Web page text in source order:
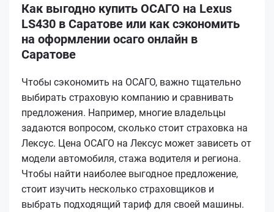
Как выгодно купить ОСАГО на Lexus
LS430 в Саратове или как сэкономить
на оформлении осаго онлайн в
Саратове
Чтобы сэкономить на ОСАГО, важно тщательно
выбирать страховую компанию и сравнивать
предложения. Например, многие владельцы
задаются вопросом, сколько стоит страховка на
Лексус. Цена ОСАГО на Лексус может зависеть от
модели автомобиля, стажа водителя и региона.
Чтобы найти наиболее выгодное предложение,
стоит изучить несколько страховщиков и
выбрать подходящий тариф для своей машины.